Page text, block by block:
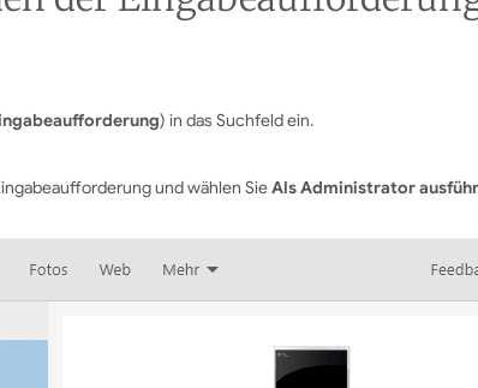
) in das Suchfeld ein.
und wählen SieAls Administrator